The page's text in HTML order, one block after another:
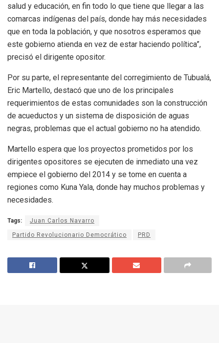
salud y educación, en fin todo lo que tiene que llegar a las
comarcas indígenas del país, donde hay más necesidades
que en toda la población, y que nosotros esperamos que
este gobierno atienda en vez de estar haciendo política”,
precisó el dirigente opositor.
Por su parte, el representante del corregimiento de Tubualá,
Eric Martello, destacó que uno de los principales
requerimientos de estas comunidades son la construcción
de acueductos y un sistema de disposición de aguas
negras, problemas que el actual gobierno no ha atendido.
Martello espera que los proyectos prometidos por los
dirigentes opositores se ejecuten de inmediato una vez
empiece el gobierno del 2014 y se tome en cuenta a
regiones como Kuna Yala, donde hay muchos problemas y
necesidades.
Tags: Juan Carlos Navarro
Partido Revolucionario Democrático PRD